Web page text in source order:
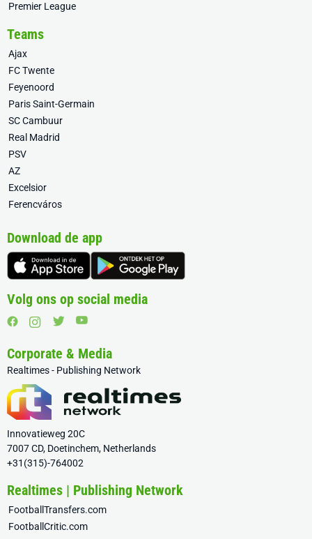
Premier League
Teams
Ajax
FC Twente
Feyenoord
Paris Saint-Germain
SC Cambuur
Real Madrid
PSV
AZ
Excelsior
Ferencváros
Download de app
Volg ons op social media
Corporate & Media
Realtimes - Publishing Network
Innovatieweg 20C
7007 CD, Doetinchem, Netherlands
+31(315)-764002
Realtimes | Publishing Network
FootballTransfers.com
FootballCritic.com